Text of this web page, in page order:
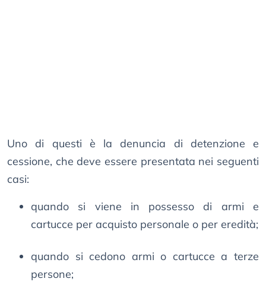
Uno di questi è la denuncia di detenzione e
cessione, che deve essere presentata nei seguenti
casi:
quando si viene in possesso di armi e
cartucce per acquisto personale o per eredità;
quando si cedono armi o cartucce a terze
persone;